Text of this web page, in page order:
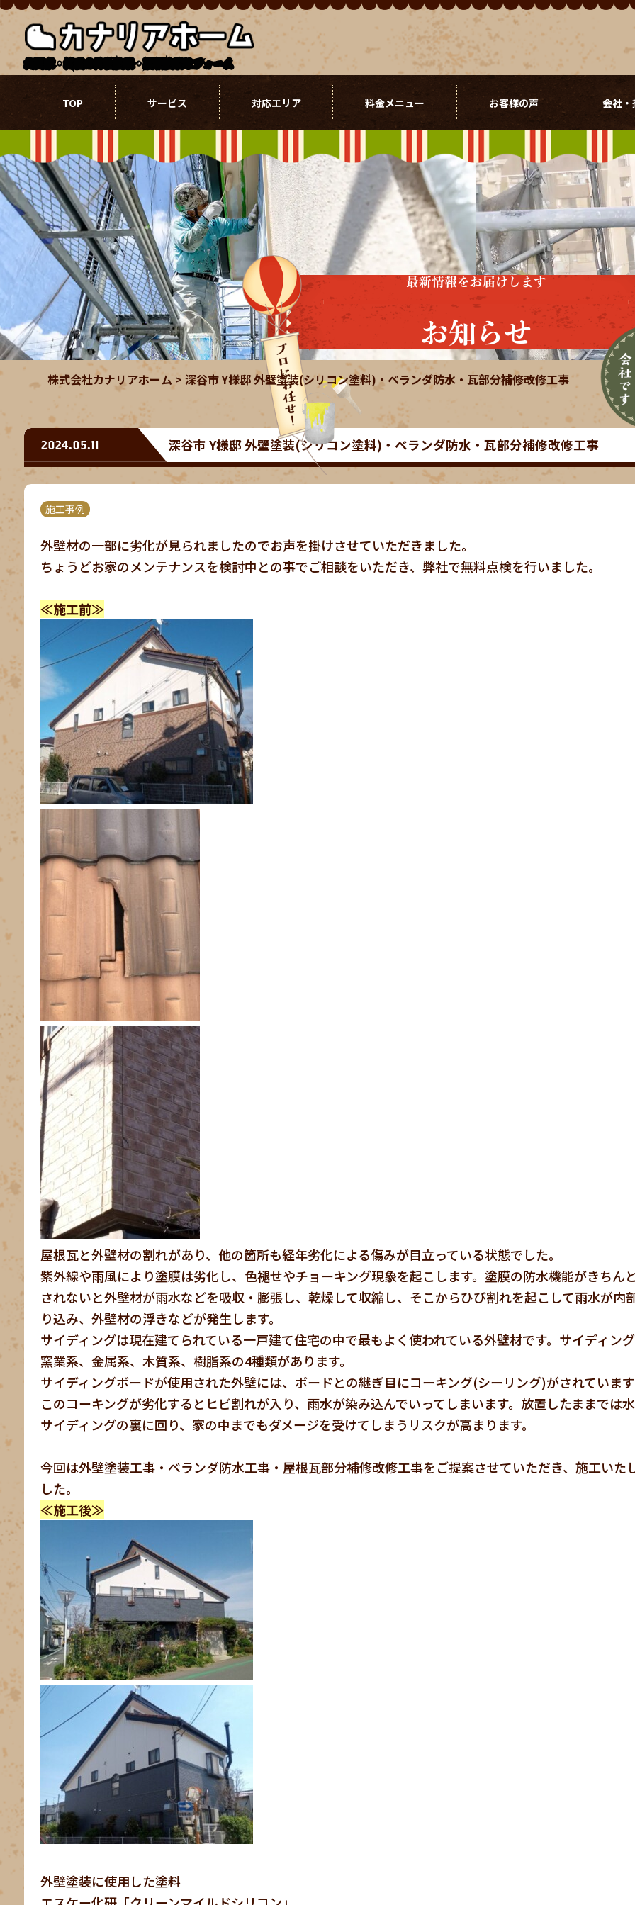
北関東・埼玉の外壁塗装・屋根塗装リフォーム
TOP サービス 対応エリア 料金メニュー お客様の声 会社
最新情報をお届けします
お知らせ
株式会社カナリアホーム >深谷市 Y様邸 外壁塗装(シリコン塗料)・ベランダ防水・瓦部分補修改修工事
2024.05.11 深谷市 Y様邸 外壁塗装(シリコン塗料)・ベランダ防水・瓦部分補修改修工事
施工事例
外壁材の一部に劣化が見られましたのでお声を掛けさせていただきました。
ちょうどお家のメンテナンスを検討中との事でご相談をいただき、弊社で無料点検を行いました。
≪施工前≫
屋根瓦と外壁材の割れがあり、他の箇所も経年劣化による傷みが目立っている状態でした。
紫外線や雨風により塗膜は劣化し、色褪せやチョーキング現象を起こします。塗膜の防水機能がきちん
されないと外壁材が雨水などを吸収・膨張し、乾燥して収縮し、そこからひび割れを起こして雨水が内
り込み、外壁材の浮きなどが発生します。
サイディングは現在建てられている一戸建て住宅の中で最もよく使われている外壁材です。サイディン
窯業系、金属系、木質系、樹脂系の4種類があります。
サイディングボードが使用された外壁には、ボードとの継ぎ目にコーキング(シーリング)がされていま
このコーキングが劣化するとヒビ割れが入り、雨水が染み込んでいってしまいます。放置したままでは
サイディングの裏に回り、家の中までもダメージを受けてしまうリスクが高まります。
今回は外壁塗装工事・ベランダ防水工事・屋根瓦部分補修改修工事をご提案させていただき、施工いた
した。
≪施工後≫
外壁塗装に使用した塗料